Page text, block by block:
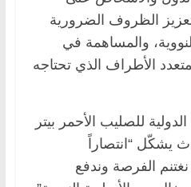
الظروف الضرورية
والمساهمة في
الأطراف الذي تحتاجه
للصليب الأحمر بيتر
يشكّل “انتصاراً
نغتنم الفرصة وندفع